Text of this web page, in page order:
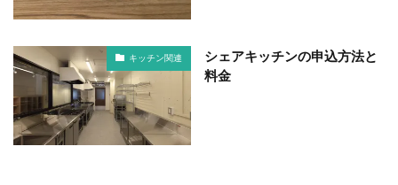
キッチン関連
シェアキッチンの申込方法と
料金